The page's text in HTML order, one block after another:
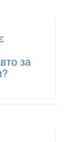
за